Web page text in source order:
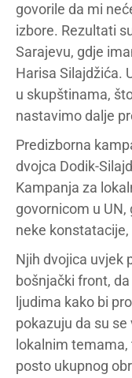
govorile da mi
izbore. Rezultati
Sarajevu, gdje
Harisa Silajdžića.
u skupštinama,
nastavimo dalje
Predizborna
dvojca Dodik-
Kampanja za
govornicom u UN,
neke
Njih dvojica uvjek
bošnjački front,
ljudima kako bi
pokazuju da su
lokalnim
posto ukupnog